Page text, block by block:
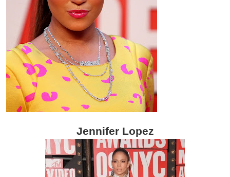
Jennifer Lopez